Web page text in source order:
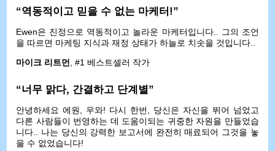
“역동적이고 믿을 수 없는 마케터!”
Ewen은 진정으로 역동적이고 놀라운 마케터입니다.. 그의 조언
을 따르면 마케팅 지식과 재정 상태가 하늘로 치솟을 것입니다..
마이크 리트먼, #1 베스트셀러 작가
“너무 맑다, 간결하고 단계별”
안녕하세요 에원, 우와! 다시 한번, 당신은 자신을 뛰어 넘었고
다른 사람들이 번영하는 데 도움이되는 귀중한 자원을 만들었습
니다.. 나는 당신의 강력한 보고서에 완전히 매료되어 그것을 놓
을 수 없었습니다!